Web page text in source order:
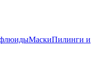
МаскиПилинги и